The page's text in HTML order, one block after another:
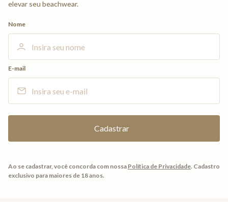
elevar seu beachwear.
Nome
E-mail
Ao se cadastrar, você concorda com nossa Política de Privacidade. Cadastro
exclusivo para maiores de 18 anos.